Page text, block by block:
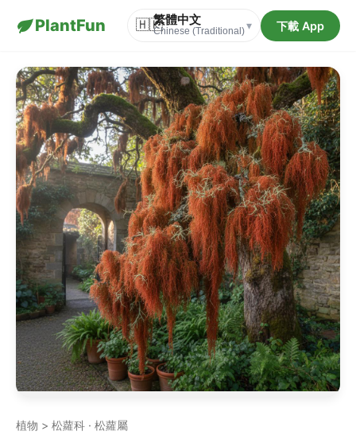
PlantFun 🇭🇰繁體中文
Chinese (Traditional)▾ 下載 App
植物 > 松蘿科 · 松蘿屬